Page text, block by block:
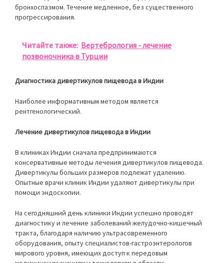
бронхоспазмом. Течение медленное, без существенного
прогрессирования.
Читайте также: Вертебрология - лечение
позвоночника в Турции
Диагностика дивертикулов пищевода в Индии
Наиболее информативным методом является
рентгенологический.
Лечение дивертикулов пищевода в Индии
В клиниках Индии сначала предпринимаются
консервативные методы лечения дивертикулов пищевода.
Дивертикулы больших размеров подлежат удалению.
Опытные врачи клиник Индии удаляют дивертикулы при
помощи эндоскопии.
На сегодняшний день клиники Индии успешно проводят
диагностику и лечение заболеваний желудочно-кишечный
тракта, благодаря наличию ультрасовременного
оборудования, опыту специалистов-гастроэнтерологов
мирового уровня, имеющих доступ к передовым